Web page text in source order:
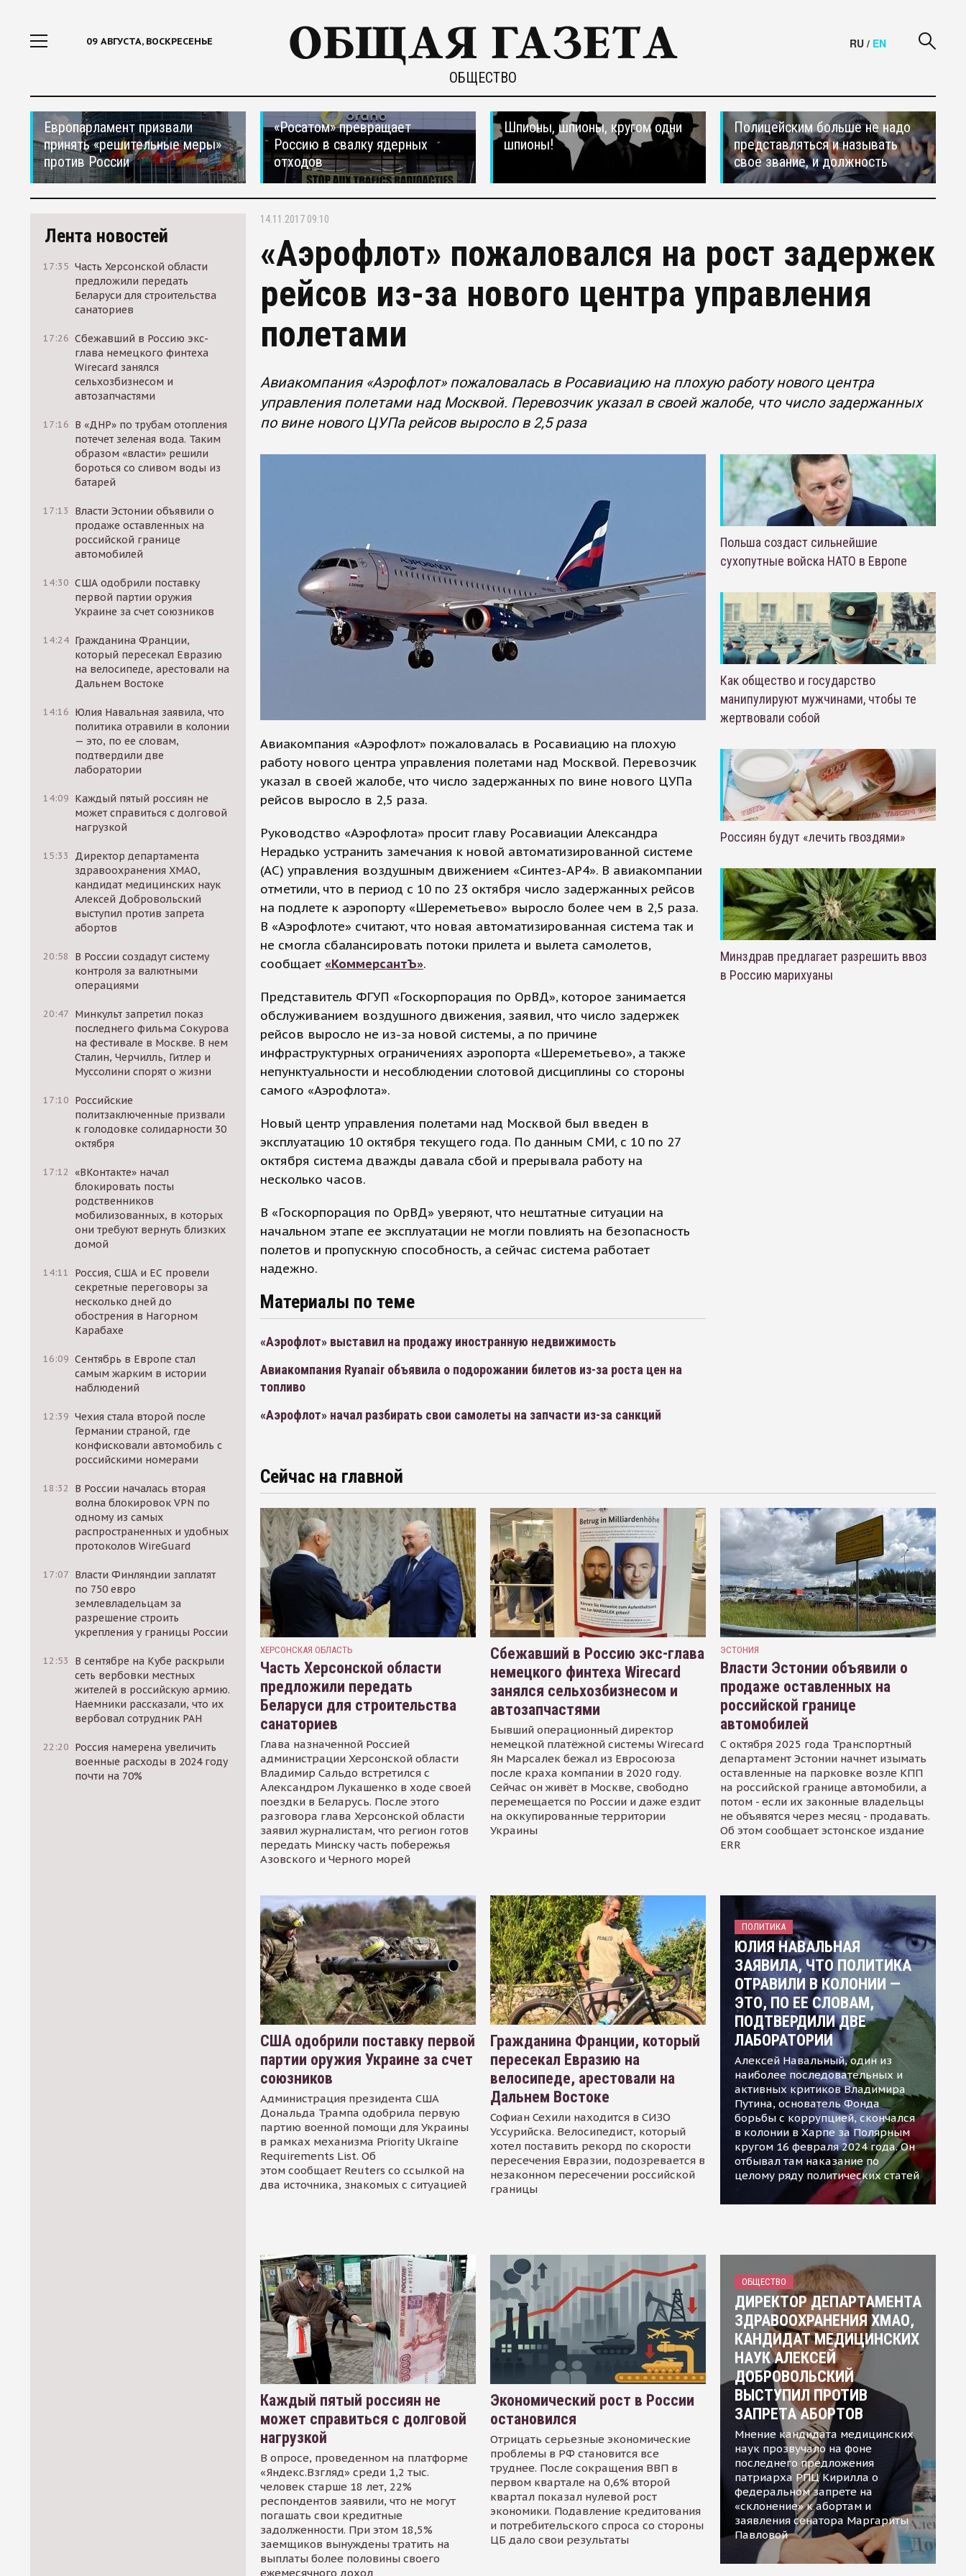
09 АВГУСТА, ВОСКРЕСЕНЬЕ
ОБЩЕСТВО
RU / EN
Европарламент призвали
принять «решительные меры»
против России
«Росатом» превращает
Россию в свалку ядерных
отходов
Шпионы, шпионы, кругом одни
шпионы!
Полицейским больше не надо
представляться и называть
свое звание, и должность
Лента новостей
17:35 Часть Херсонской области
предложили передать
Беларуси для строительства
санаториев
17:26 Сбежавший в Россию экс-
глава немецкого финтеха
Wirecard занялся
сельхозбизнесом и
автозапчастями
17:16 В «ДНР» по трубам отопления
потечет зеленая вода. Таким
образом «власти» решили
бороться со сливом воды из
батарей
17:13
Власти Эстонии объявили о
продаже оставленных на
российской границе
автомобилей
14:30 США одобрили поставку
первой партии оружия
Украине за счет союзников
14:24 Гражданина Франции,
который пересекал Евразию
на велосипеде, арестовали на
Дальнем Востоке
14:16 Юлия Навальная заявила, что
политика отравили в колонии
— это, по ее словам,
подтвердили две
лаборатории
14:09 Каждый пятый россиян не
может справиться с долговой
нагрузкой
15:33
Директор департамента
здравоохранения ХМАО,
кандидат медицинских наук
Алексей Добровольский
выступил против запрета
абортов
20:58
В России создадут систему
контроля за валютными
операциями
20:47 Минкульт запретил показ
последнего фильма Сокурова
на фестивале в Москве. В нем
Сталин, Черчилль, Гитлер и
Муссолини спорят о жизни
17:10 Российские
политзаключенные призвали
к голодовке солидарности 30
октября
17:12 «ВКонтакте» начал
блокировать посты
родственников
мобилизованных, в которых
они требуют вернуть близких
домой
14:11
Россия, США и ЕС провели
секретные переговоры за
несколько дней до
обострения в Нагорном
Карабахе
16:09 Сентябрь в Европе стал
самым жарким в истории
наблюдений
12:39 Чехия стала второй после
Германии страной, где
конфисковали автомобиль с
российскими номерами
18:32
В России началась вторая
волна блокировок VPN по
одному из самых
распространенных и удобных
протоколов WireGuard
17:07 Власти Финляндии заплатят
по 750 евро
землевладельцам за
разрешение строить
укрепления у границы России
12:53
В сентябре на Кубе раскрыли
сеть вербовки местных
жителей в российскую армию.
Наемники рассказали, что их
вербовал сотрудник РАН
22:20 Россия намерена увеличить
военные расходы в 2024 году
почти на 70%
14.11.2017 09:10
«Аэрофлот» пожаловался на рост задержек
рейсов из-за нового центра управления
полетами
Авиакомпания «Аэрофлот» пожаловалась в Росавиацию на плохую работу нового центра
управления полетами над Москвой. Перевозчик указал в своей жалобе, что число задержанных
по вине нового ЦУПа рейсов выросло в 2,5 раза
Авиакомпания «Аэрофлот» пожаловалась в Росавиацию на плохую
работу нового центра управления полетами над Москвой. Перевозчик
указал в своей жалобе, что число задержанных по вине нового ЦУПа
рейсов выросло в 2,5 раза.
Руководство «Аэрофлота» просит главу Росавиации Александра
Нерадько устранить замечания к новой автоматизированной системе
(АС) управления воздушным движением «Синтез-АР4». В авиакомпании
отметили, что в период с 10 по 23 октября число задержанных рейсов
на подлете к аэропорту «Шереметьево» выросло более чем в 2,5 раза.
В «Аэрофлоте» считают, что новая автоматизированная система так и
не смогла сбалансировать потоки прилета и вылета самолетов,
сообщает «КоммерсантЪ».
Представитель ФГУП «Госкорпорация по ОрВД», которое занимается
обслуживанием воздушного движения, заявил, что число задержек
рейсов выросло не из-за новой системы, а по причине
инфраструктурных ограничениях аэропорта «Шереметьево», а также
непунктуальности и несоблюдении слотовой дисциплины со стороны
самого «Аэрофлота».
Новый центр управления полетами над Москвой был введен в
эксплуатацию 10 октября текущего года. По данным СМИ, с 10 по 27
октября система дважды давала сбой и прерывала работу на
несколько часов.
В «Госкорпорация по ОрВД» уверяют, что нештатные ситуации на
начальном этапе ее эксплуатации не могли повлиять на безопасность
полетов и пропускную способность, а сейчас система работает
надежно.
Материалы по теме
«Аэрофлот» выставил на продажу иностранную недвижимость
Авиакомпания Ryanair объявила о подорожании билетов из-за роста цен на
топливо
«Аэрофлот» начал разбирать свои самолеты на запчасти из-за санкций
Польша создаст сильнейшие
сухопутные войска НАТО в Европе
Как общество и государство
манипулируют мужчинами, чтобы те
жертвовали собой
Россиян будут «лечить гвоздями»
Минздрав предлагает разрешить ввоз
в Россию марихуаны
Сейчас на главной
ХЕРСОНСКАЯ ОБЛАСТЬ
Часть Херсонской области
предложили передать
Беларуси для строительства
санаториев
Глава назначенной Россией
администрации Херсонской области
Владимир Сальдо встретился с
Александром Лукашенко в ходе своей
поездки в Беларусь. После этого
разговора глава Херсонской области
заявил журналистам, что регион готов
передать Минску часть побережья
Азовского и Черного морей
Сбежавший в Россию экс-глава
немецкого финтеха Wirecard
занялся сельхозбизнесом и
автозапчастями
Бывший операционный директор
немецкой платёжной системы Wirecard
Ян Марсалек бежал из Евросоюза
после краха компании в 2020 году.
Сейчас он живёт в Москве, свободно
перемещается по России и даже ездит
на оккупированные территории
Украины
ЭСТОНИЯ
Власти Эстонии объявили о
продаже оставленных на
российской границе
автомобилей
С октября 2025 года Транспортный
департамент Эстонии начнет изымать
оставленные на парковке возле КПП
на российской границе автомобили, а
потом - если их законные владельцы
не объявятся через месяц - продавать.
Об этом сообщает эстонское издание
ERR
США одобрили поставку первой
партии оружия Украине за счет
союзников
Администрация президента США
Дональда Трампа одобрила первую
партию военной помощи для Украины
в рамках механизма Priority Ukraine
Requirements List. Об
этом сообщает Reuters со ссылкой на
два источника, знакомых с ситуацией
Гражданина Франции, который
пересекал Евразию на
велосипеде, арестовали на
Дальнем Востоке
Софиан Сехили находится в СИЗО
Уссурийска. Велосипедист, который
хотел поставить рекорд по скорости
пересечения Евразии, подозревается в
незаконном пересечении российской
границы
ПОЛИТИКА
ЮЛИЯ НАВАЛЬНАЯ
ЗАЯВИЛА, ЧТО ПОЛИТИКА
ОТРАВИЛИ В КОЛОНИИ —
ЭТО, ПО ЕЕ СЛОВАМ,
ПОДТВЕРДИЛИ ДВЕ
ЛАБОРАТОРИИ
Алексей Навальный, один из
наиболее последовательных и
активных критиков Владимира
Путина, основатель Фонда
борьбы с коррупцией, скончался
в колонии в Харпе за Полярным
кругом 16 февраля 2024 года. Он
отбывал там наказание по
целому ряду политических статей
Каждый пятый россиян не
может справиться с долговой
нагрузкой
В опросе, проведенном на платформе
«Яндекс.Взгляд» среди 1,2 тыс.
человек старше 18 лет, 22%
респондентов заявили, что не могут
погашать свои кредитные
задолженности. При этом 18,5%
заемщиков вынуждены тратить на
выплаты более половины своего
ежемесячного доход
Экономический рост в России
остановился
Отрицать серьезные экономические
проблемы в РФ становится все
труднее. После сокращения ВВП в
первом квартале на 0,6% второй
квартал показал нулевой рост
экономики. Подавление кредитования
и потребительского спроса со стороны
ЦБ дало свои результаты
ОБЩЕСТВО
ДИРЕКТОР ДЕПАРТАМЕНТА
ЗДРАВООХРАНЕНИЯ ХМАО,
КАНДИДАТ МЕДИЦИНСКИХ
НАУК АЛЕКСЕЙ
ДОБРОВОЛЬСКИЙ
ВЫСТУПИЛ ПРОТИВ
ЗАПРЕТА АБОРТОВ
Мнение кандидата медицинских
наук прозвучало на фоне
последнего предложения
патриарха РПЦ Кирилла о
федеральном запрете на
«склонение» к абортам и
заявления сенатора Маргариты
Павловой